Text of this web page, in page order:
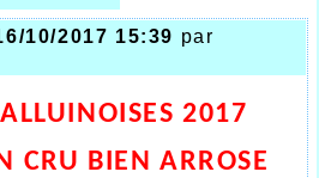
10/2017 15:39 par
2017
CRU BIEN ARROSE